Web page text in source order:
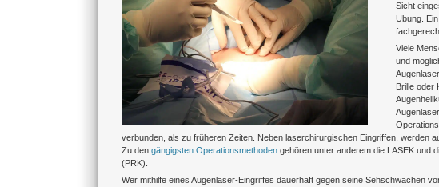
Sicht
Übung.
Viele
und
Brille oder
verbunden, als zu früheren Zeiten. Neben laserchirurgischen Eingriffen, werden
Zu den gängigsten Operationsmethoden gehören unter anderem die LASEK und
(PRK).
Wer mithilfe eines Augenlaser-Eingriffes dauerhaft gegen seine Sehschwächen